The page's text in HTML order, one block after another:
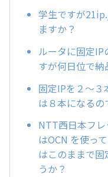
学生ですが
ますか？
ルータに固定
すが何日位で納
固定IPを２～３
は８本になるの
NTT西日本フ
はOCN を使っ
はこのままで
うか？